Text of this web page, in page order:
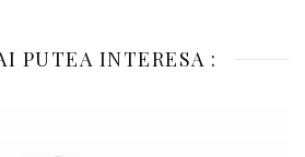
PUTEA INTERESA :